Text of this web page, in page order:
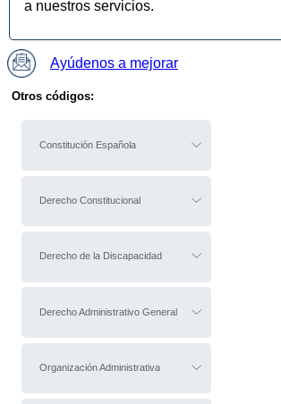
Otros códigos:
Constitución Española
Derecho Constitucional
Derecho de la Discapacidad
Derecho Administrativo General
Organización Administrativa
a nuestros servicios.
Ayúdenos a mejorar